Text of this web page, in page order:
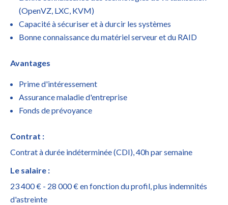
(OpenVZ, LXC, KVM)
Capacité à sécuriser et à durcir les systèmes
Bonne connaissance du matériel serveur et du RAID
Avantages
Prime d'intéressement
Assurance maladie d'entreprise
Fonds de prévoyance
Contrat :
Contrat à durée indéterminée (CDI), 40h par semaine
Le salaire :
23 400 € - 28 000 € en fonction du profil, plus indemnités
d'astreinte